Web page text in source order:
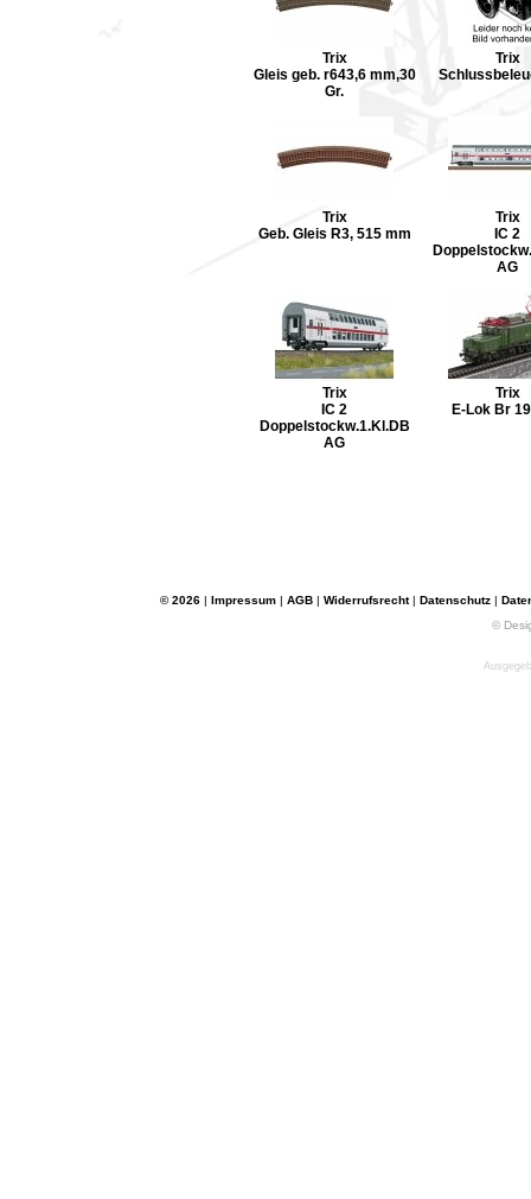
Trix
Gleis geb. r643,6 mm,30
Gr.
Trix
Trix
Geb. Gleis R3, 515 mm
Trix
IC 2
AG
Trix
IC 2
Doppelstockw.1.Kl.DB
AG
Trix
E-Lok Br
© 2026 | Impressum | AGB | Widerrufsrecht| Datenschutz |
©